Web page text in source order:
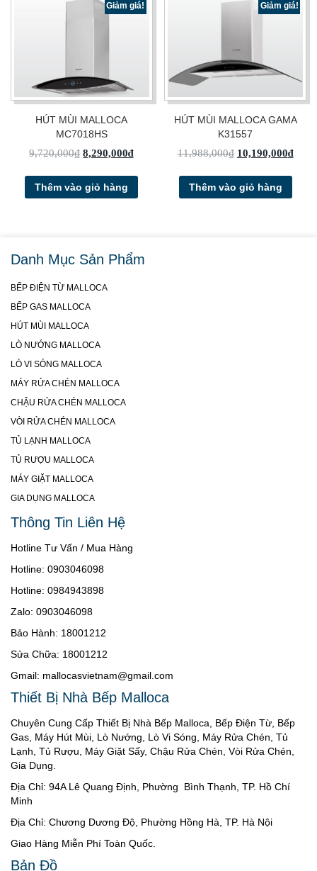
Giảm giá!
HÚT MÙI MALLOCA
MC7018HS
9,720,000₫ 8,290,000₫
Thêm vào giỏ hàng
Giảm giá!
HÚT MÙI MALLOCA GAMA
K31557
11,988,000₫ 10,190,000₫
Thêm vào giỏ hàng
Danh Mục Sản Phẩm
BẾP ĐIỆN TỪ MALLOCA
BẾP GAS MALLOCA
HÚT MÙI MALLOCA
LÒ NƯỚNG MALLOCA
LÒ VI SÓNG MALLOCA
MÁY RỬA CHÉN MALLOCA
CHẬU RỬA CHÉN MALLOCA
VÒI RỬA CHÉN MALLOCA
TỦ LẠNH MALLOCA
TỦ RƯỢU MALLOCA
MÁY GIẶT MALLOCA
GIA DỤNG MALLOCA
Thông Tin Liên Hệ
Hotline Tư Vấn / Mua Hàng
Hotline: 0903046098
Hotline: 0984943898
Zalo: 0903046098
Bảo Hành: 18001212
Sửa Chữa: 18001212
Gmail: mallocasvietnam@gmail.com
Thiết Bị Nhà Bếp Malloca
Chuyên Cung Cấp Thiết Bị Nhà Bếp Malloca, Bếp Điện Từ, Bếp
Gas, Máy Hút Mùi, Lò Nướng, Lò Vi Sóng, Máy Rửa Chén, Tủ
Lạnh, Tủ Rượu, Máy Giặt Sấy, Chậu Rửa Chén, Vòi Rửa Chén,
Gia Dụng.
Địa Chỉ: 94A Lê Quang Định, Phường Bình Thạnh, TP. Hồ Chí
Minh
Địa Chỉ: Chương Dương Độ, Phường Hồng Hà, TP. Hà Nội
Giao Hàng Miễn Phí Toàn Quốc.
Bản Đồ